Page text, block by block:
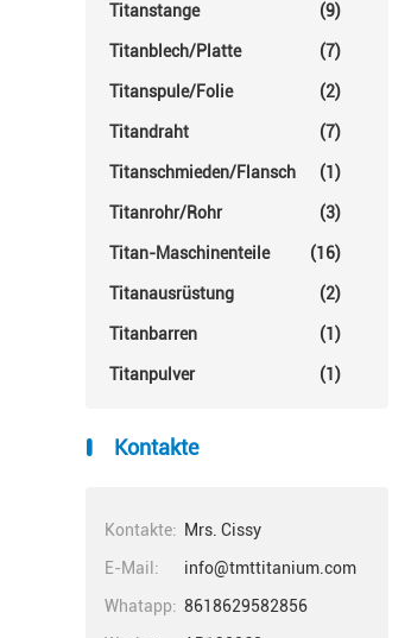
Titanstange (9)
Titanblech/Platte (7)
Titanspule/Folie (2)
Titandraht (7)
Titanschmieden/Flansch (1)
Titanrohr/Rohr (3)
Titan-Maschinenteile (16)
Titanausrüstung (2)
Titanbarren (1)
Titanpulver (1)
Kontakte
Kontakte: Mrs. Cissy
E-Mail:
info@tmttitanium.com
Whatapp: 8618629582856